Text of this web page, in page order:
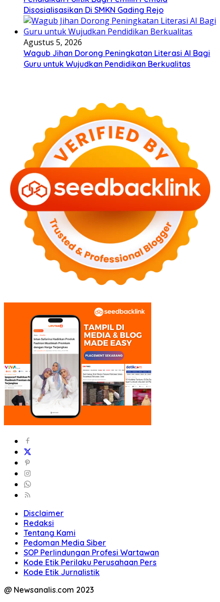
Disosialisasikan Di SMKN Gading Rejo
Agustus 5, 2026
Wagub Jihan Dorong Peningkatan Literasi AI Bagi
Guru untuk Wujudkan Pendidikan Berkualitas
Disclaimer
Redaksi
Tentang Kami
Pedoman Media Siber
SOP Perlindungan Profesi Wartawan
Kode Etik Perilaku Perusahaan Pers
Kode Etik Jurnalistik
@ Newsanalis.com 2023